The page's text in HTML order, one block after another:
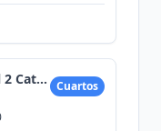
XII Torneo Mahou Arena Padel 2 Cat (300MAX)
Cuartos